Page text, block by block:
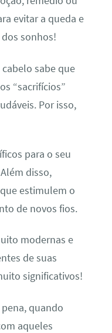
evitar a queda e
sonhos!
sabe que
“sacrifícios”
Por isso,
para o seu
disso,
estimulem o
de novos fios.
modernas e
de suas
significativos!
quando
aqueles